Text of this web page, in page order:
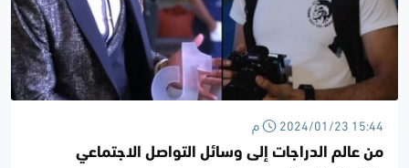
2024/01/23 15:44 م
من عالم الدراجات إلى وسائل التواصل الاجتماعي